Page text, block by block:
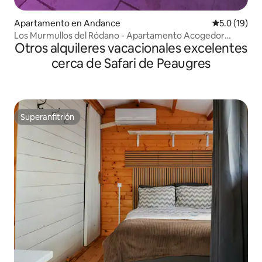
Apartamento en Andance Calificación
5.0 (19)
Los Murmullos del Ródano - Apartamento Acogedor
Luminoso
Otros alquileres vacacionales excelentes
cerca de Safari de Peaugres
Superanfitrión
Superanfitrión